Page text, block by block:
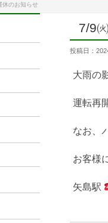
休のお知らせ
7/9
投稿日：
大雨の
運転再
なお、
お客様
矢島駅